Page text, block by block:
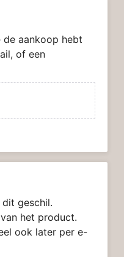
aankoop hebt
of een
geschil.
het product.
ook later per e-